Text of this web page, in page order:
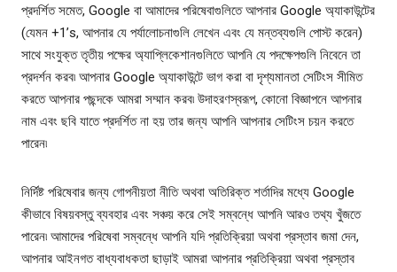
প্রদর্শিত সমেত, Google বা আমাদের পরিষেবাগুলিতে আপনার Google অ্যাকাউন্টের
(যেমন +1’s, আপনার যে পর্যালোচনাগুলি লেখেন এবং যে মন্তব্যগুলি পোস্ট করেন)
সাথে সংযুক্ত তৃতীয় পক্ষের অ্যাপ্লিকেশানগুলিতে আপনি যে পদক্ষেপগুলি নিবেনে তা
প্রদর্শন করব৷ আপনার Google অ্যাকাউন্টে ভাগ করা বা দৃশ্যমানতা সেটিংস সীমিত
করতে আপনার পছন্দকে আমরা সম্মান করব৷ উদাহরণস্বরূপ, কোনো বিজ্ঞাপনে আপনার
নাম এবং ছবি যাতে প্রদর্শিত না হয় তার জন্য আপনি আপনার সেটিংস চয়ন করতে
পারেন৷
নির্দিষ্ট পরিষেবার জন্য গোপনীয়তা নীতি অথবা অতিরিক্ত শর্তাদির মধ্যে Google
কীভাবে বিষয়বস্তু ব্যবহার এবং সঞ্চয় করে সেই সম্বন্ধে আপনি আরও তথ্য খুঁজতে
পারেন৷ আমাদের পরিষেবা সম্বন্ধে আপনি যদি প্রতিক্রিয়া অথবা প্রস্তাব জমা দেন,
আপনার আইনগত বাধ্যবাধকতা ছাড়াই আমরা আপনার প্রতিক্রিয়া অথবা প্রস্তাব